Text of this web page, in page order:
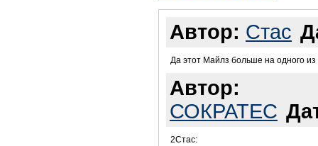
Автор: Стас
Да этот Майлз больше на одного
Автор:
СОКРАТЕС
2Стас: